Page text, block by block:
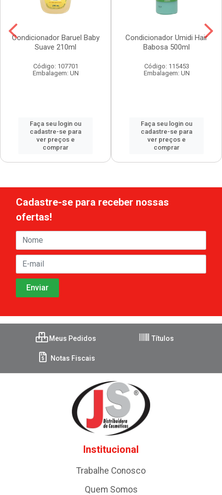
Condicionador Baruel Baby
Suave 210ml
Código: 107701
Embalagem: UN
Faça seu login ou
cadastre-se para
ver preços e
comprar
Condicionador Umidi Hair
Babosa 500ml
Código: 115453
Embalagem: UN
Faça seu login ou
cadastre-se para
ver preços e
comprar
Cadastre-se para receber nossas
ofertas!
Meus Pedidos Títulos
Notas Fiscais
Institucional
Trabalhe Conosco
Quem Somos